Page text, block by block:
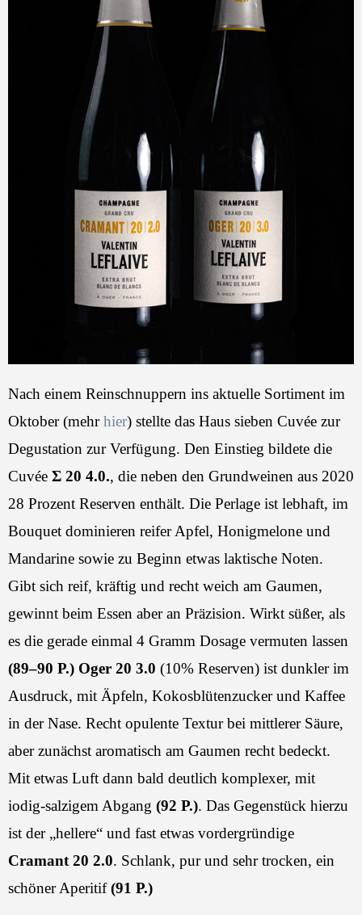
Nach einem Reinschnuppern ins aktuelle Sortiment im
Oktober (mehrhier) stellte das Haus sieben Cuvée zur
Degustation zur Verfügung. Den Einstieg bildete die
Cuvée Σ 20 4.0., die neben den Grundweinen aus 2020
28 Prozent Reserven enthält. Die Perlage ist lebhaft, im
Bouquet dominieren reifer Apfel, Honigmelone und
Mandarine sowie zu Beginn etwas laktische Noten.
Gibt sich reif, kräftig und recht weich am Gaumen,
gewinnt beim Essen aber an Präzision. Wirkt süßer, als
es die gerade einmal 4 Gramm Dosage vermuten lassen
(89–90 P.) Oger 20 3.0 (10% Reserven) ist dunkler im
Ausdruck, mit Äpfeln, Kokosblütenzucker und Kaffee
in der Nase. Recht opulente Textur bei mittlerer Säure,
aber zunächst aromatisch am Gaumen recht bedeckt.
Mit etwas Luft dann bald deutlich komplexer, mit
iodig-salzigem Abgang (92 P.). Das Gegenstück hierzu
ist der „hellere“ und fast etwas vordergründige
Cramant 20 2.0. Schlank, pur und sehr trocken, ein
schöner Aperitif(91 P.)